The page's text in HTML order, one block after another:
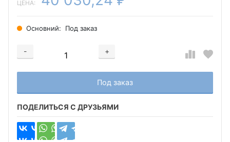
ЦЕНА:
Основний: Под заказ
-
+
Добавляется...
Под заказ
Добавлен
ПОДЕЛИТЬСЯ С ДРУЗЬЯМИ